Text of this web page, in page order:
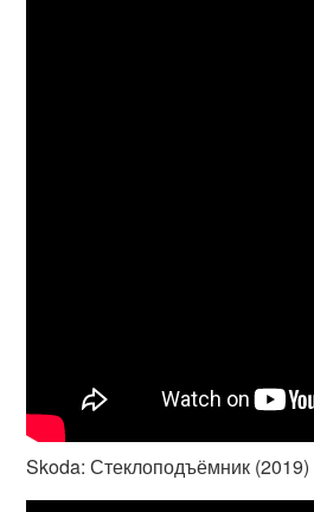
Skoda: Стеклоподъёмник (2019)